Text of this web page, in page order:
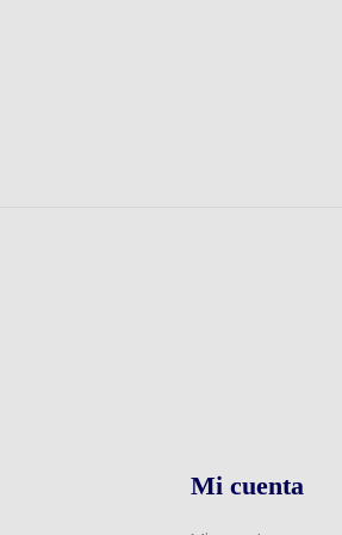
Mi cuenta